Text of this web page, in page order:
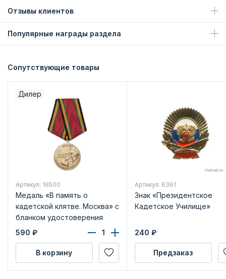
Отзывы клиентов
Популярные награды раздела
Сопутствующие товары
Дилер
Артикул: 16500
Медаль «В память о
кадетской клятве. Москва» с
бланком удостоверения
590 ₽
В корзину
Артикул: 6361
Знак «Президентское
Кадетское Училище»
240 ₽
Предзаказ